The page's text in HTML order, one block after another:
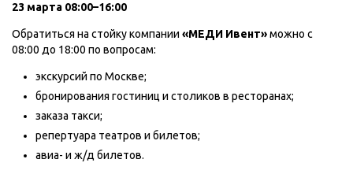
23 марта 08:00–16:00
Обратиться на стойку компании «МЕДИ Ивент»можно с
08:00 до 18:00 по вопросам:
экскурсий по Москве;
бронирования гостиниц и столиков в ресторанах;
заказа такси;
репертуара театров и билетов;
авиа- и ж/д билетов.